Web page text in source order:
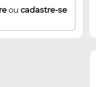
oucadastre-se